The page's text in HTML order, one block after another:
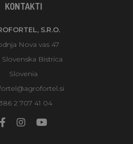
KONTAKTI
S.R.O.
Nova vas 47
Slovenska Bistrica
Slovenia
2 707 41 04